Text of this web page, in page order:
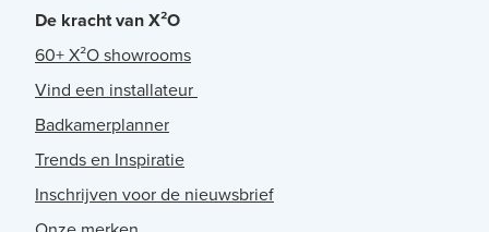
De kracht van X²O
60+ X²O showrooms
Vind een installateur
Badkamerplanner
Trends en Inspiratie
Inschrijven voor de nieuwsbrief